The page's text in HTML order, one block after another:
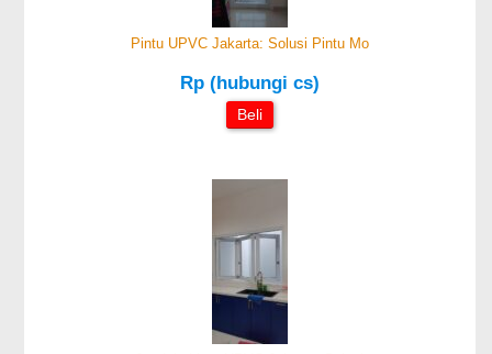
Pintu UPVC Jakarta: Solusi Pintu Mo
Rp (hubungi cs)
Beli